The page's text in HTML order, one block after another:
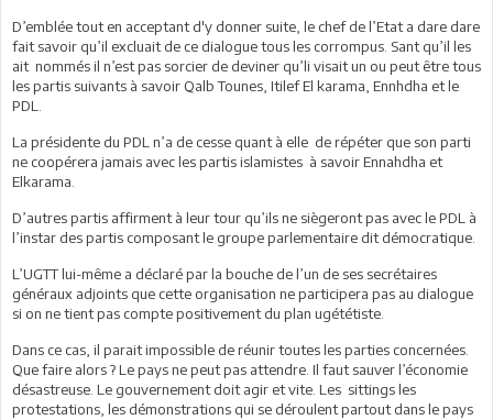
D’emblée tout en acceptant d'y donner suite, le chef de l’Etat a dare dare
fait savoir qu’il excluait de ce dialogue tous les corrompus. Sant qu’il les
ait nommés il n’est pas sorcier de deviner qu’li visait un ou peut être tous
les partis suivants à savoir Qalb Tounes, Itilef El karama, Ennhdha et le
PDL.
La présidente du PDL n’a de cesse quant à elle de répéter que son parti
ne coopérera jamais avec les partis islamistes à savoir Ennahdha et
Elkarama.
D’autres partis affirment à leur tour qu’ils ne siègeront pas avec le PDL à
l’instar des partis composant le groupe parlementaire dit démocratique.
L’UGTT lui-même a déclaré par la bouche de l’un de ses secrétaires
généraux adjoints que cette organisation ne participera pas au dialogue
si on ne tient pas compte positivement du plan ugététiste.
Dans ce cas, il parait impossible de réunir toutes les parties concernées.
Que faire alors ? Le pays ne peut pas attendre. Il faut sauver l’économie
désastreuse. Le gouvernement doit agir et vite. Les sittings les
protestations, les démonstrations qui se déroulent partout dans le pays